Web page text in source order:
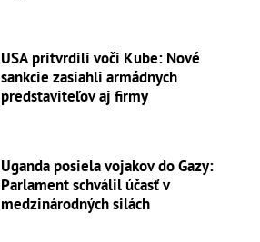
USA pritvrdili voči Kube: Nové
sankcie zasiahli armádnych
predstaviteľov aj firmy
Uganda posiela vojakov do Gazy:
Parlament schválil účasť v
medzinárodných silách